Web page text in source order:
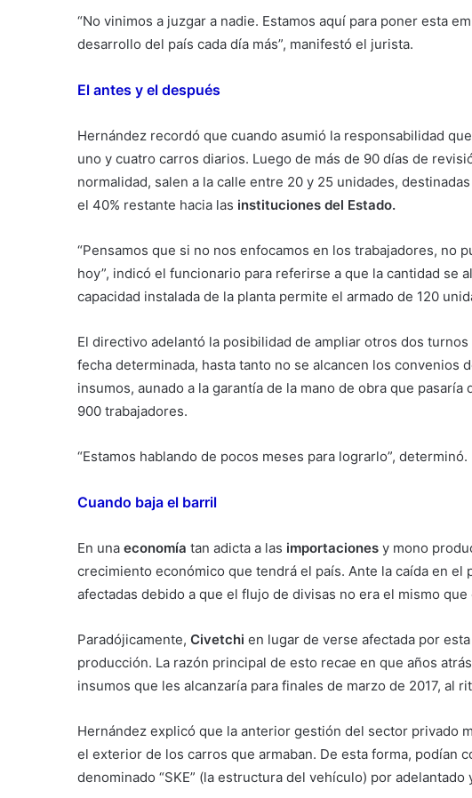
“No vinimos a juzgar a nadie. Estamos aquí para poner esta
desarrollo del país cada día más”, manifestó el jurista.
El antes y el después
Hernández recordó que cuando asumió la responsabilidad
uno y cuatro carros diarios. Luego de más de 90 días de
normalidad, salen a la calle entre 20 y 25 unidades, destinadas
el 40% restante hacia las instituciones del Estado.
“Pensamos que si no nos enfocamos en los trabajadores, no
hoy”, indicó el funcionario para referirse a que la cantidad se
capacidad instalada de la planta permite el armado de 120
El directivo adelantó la posibilidad de ampliar otros dos
fecha determinada, hasta tanto no se alcancen los convenios
insumos, aunado a la garantía de la mano de obra que
900 trabajadores.
“Estamos hablando de pocos meses para lograrlo”, determinó.
Cuando baja el barril
En una economía tan adicta a las importaciones y mono
crecimiento económico que tendrá el país. Ante la caída en
afectadas debido a que el flujo de divisas no era el mismo
Paradójicamente, Civetchi en lugar de verse afectada por
producción. La razón principal de esto recae en que años
insumos que les alcanzaría para finales de marzo de 2017, al
Hernández explicó que la anterior gestión del sector privado
el exterior de los carros que armaban. De esta forma, podían
denominado “SKE” (la estructura del vehículo) por